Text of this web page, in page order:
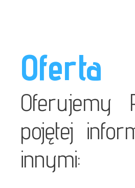
Oferta
Oferujemy
pojętej
innymi: